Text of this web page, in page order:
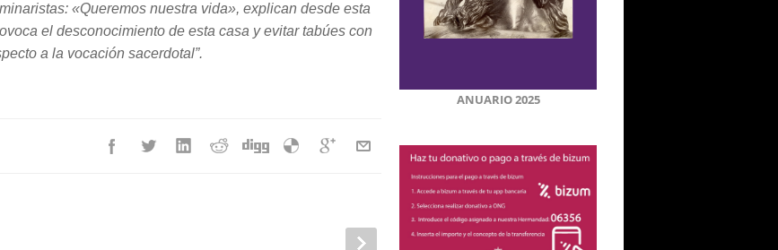
«Queremos nuestra vida», explican desde esta
el desconocimiento de esta casa y evitar tabúes con
a la vocación sacerdotal”.
ANUARIO 2025